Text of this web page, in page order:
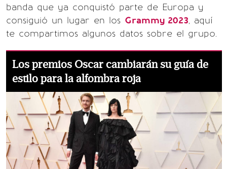
banda que ya conquistó parte de Europa y
consiguió un lugar en los Grammy 2023, aquí
te compartimos algunos datos sobre el grupo.
Los premios Oscar cambiarán su guía de
estilo para la alfombra roja